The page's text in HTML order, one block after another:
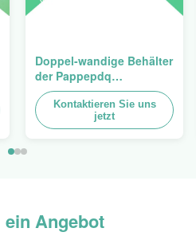
Doppel-wandige Behälter
der Pappepdq
Hochleistungsstackup
für die Förderung von
Gewürzen/von
Kontaktieren Sie uns
jetzt
Angebot